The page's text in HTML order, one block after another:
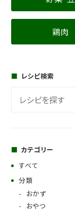
レシピ検索
カテゴリー
すべて
分類
おかず
おやつ
鶏肉